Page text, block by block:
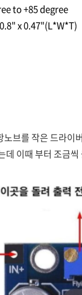
to +85 degree
x 0.47"(L*W*T)
노브를 작은 드라이
데 이때 부터 조금